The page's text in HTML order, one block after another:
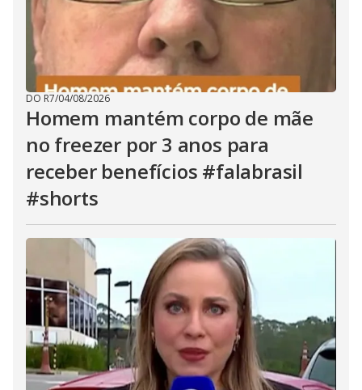
DO R7/04/08/2026
Homem mantém corpo de mãe
no freezer por 3 anos para
receber benefícios #falabrasil
#shorts